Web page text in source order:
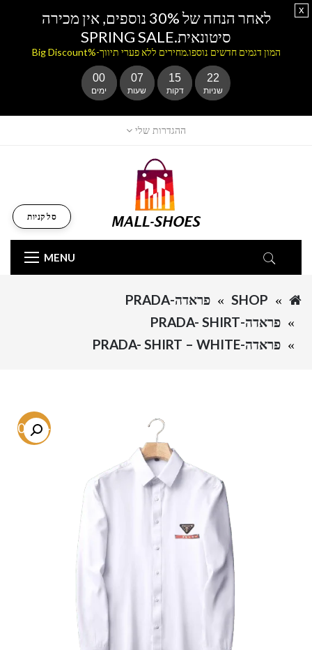
ההגדרות שלי
MENU
סל קניות
SHOP
פראדה-PRADA
פראדה-PRADA- SHIRT
פראדה-PRADA- SHIRT – WHITE
-80.1%
לאחר הנחה של 30% נוספים, אין מכירה
סיטונאית.SPRING SALE
המון דגמים חדשים נוספו.מחירים ללא פערי תיווך-%Big Discount
00
ימים
07
שעות
15
דקות
21
שניות
x